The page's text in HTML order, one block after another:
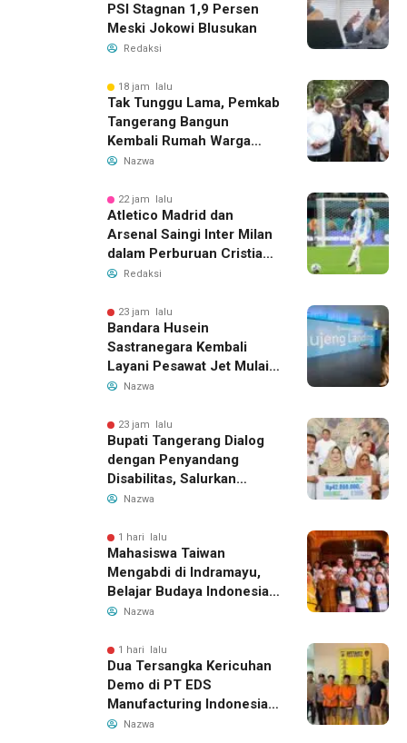
PSI Stagnan 1,9 Persen
Meski Jokowi Blusukan
Redaksi
18 jam lalu
Tak Tunggu Lama, Pemkab
Tangerang Bangun
Kembali Rumah Warga
yang Roboh Akibat Puting
Nazwa
22 jam lalu
Atletico Madrid dan
Arsenal Saingi Inter Milan
dalam Perburuan Cristian
Romero, Transfer Bek
Redaksi
23 jam lalu
Bandara Husein
Sastranegara Kembali
Layani Pesawat Jet Mulai
14 Agustus 2026, Garuda
Bandung-Denpasar
Nazwa
23 jam lalu
Bupati Tangerang Dialog
dengan Penyandang
Disabilitas, Salurkan
Bantuan dan Tampung
Nazwa
1 hari lalu
Mahasiswa Taiwan
Mengabdi di Indramayu,
Belajar Budaya Indonesia
dan Edukasi Pekerja
Nazwa
1 hari lalu
Dua Tersangka Kericuhan
Demo di PT EDS
Manufacturing Indonesia
Ditahan, Polda Banten
Nazwa